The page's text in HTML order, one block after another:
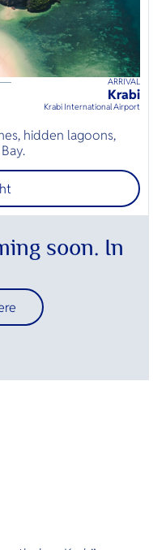
ARRIVAL
Krabi
Krabi International Airport
hidden lagoons,
soon. In